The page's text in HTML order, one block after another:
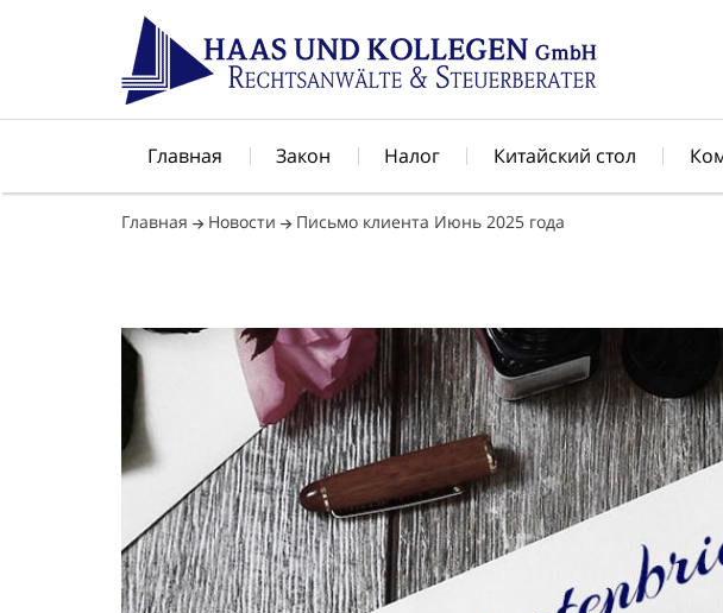
Главная Закон Налог Китайский стол
Главная Новости Письмо клиента Июнь 2025 года